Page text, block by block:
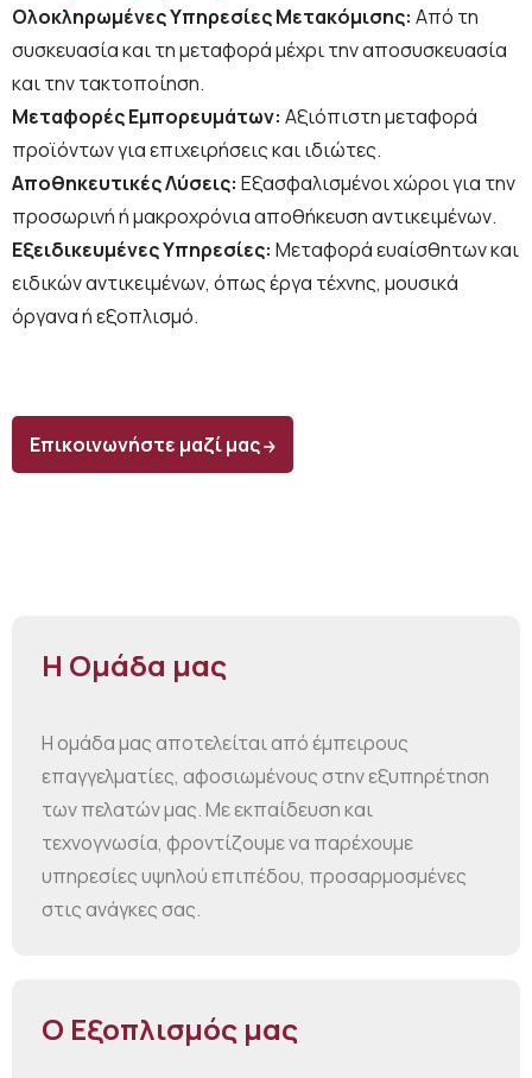
Ολοκληρωμένες Υπηρεσίες Μετακόμισης: Από τη
συσκευασία και τη μεταφορά μέχρι την αποσυσκευασία
και την τακτοποίηση.
Μεταφορές Εμπορευμάτων: Αξιόπιστη μεταφορά
προϊόντων για επιχειρήσεις και ιδιώτες.
Αποθηκευτικές Λύσεις: Εξασφαλισμένοι χώροι για την
προσωρινή ή μακροχρόνια αποθήκευση αντικειμένων.
Εξειδικευμένες Υπηρεσίες: Μεταφορά ευαίσθητων και
ειδικών αντικειμένων, όπως έργα τέχνης, μουσικά
όργανα ή εξοπλισμό.
Επικοινωνήστε μαζί μας
Η Ομάδα μας
Η ομάδα μας αποτελείται από έμπειρους
επαγγελματίες, αφοσιωμένους στην εξυπηρέτηση
των πελατών μας. Με εκπαίδευση και
τεχνογνωσία, φροντίζουμε να παρέχουμε
υπηρεσίες υψηλού επιπέδου, προσαρμοσμένες
στις ανάγκες σας.
Ο Εξοπλισμός μας